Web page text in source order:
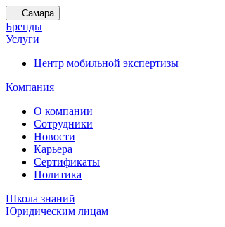
Самара
Бренды
Услуги
Центр мобильной экспертизы
Компания
О компании
Сотрудники
Новости
Карьера
Сертификаты
Политика
Школа знаний
Юридическим лицам